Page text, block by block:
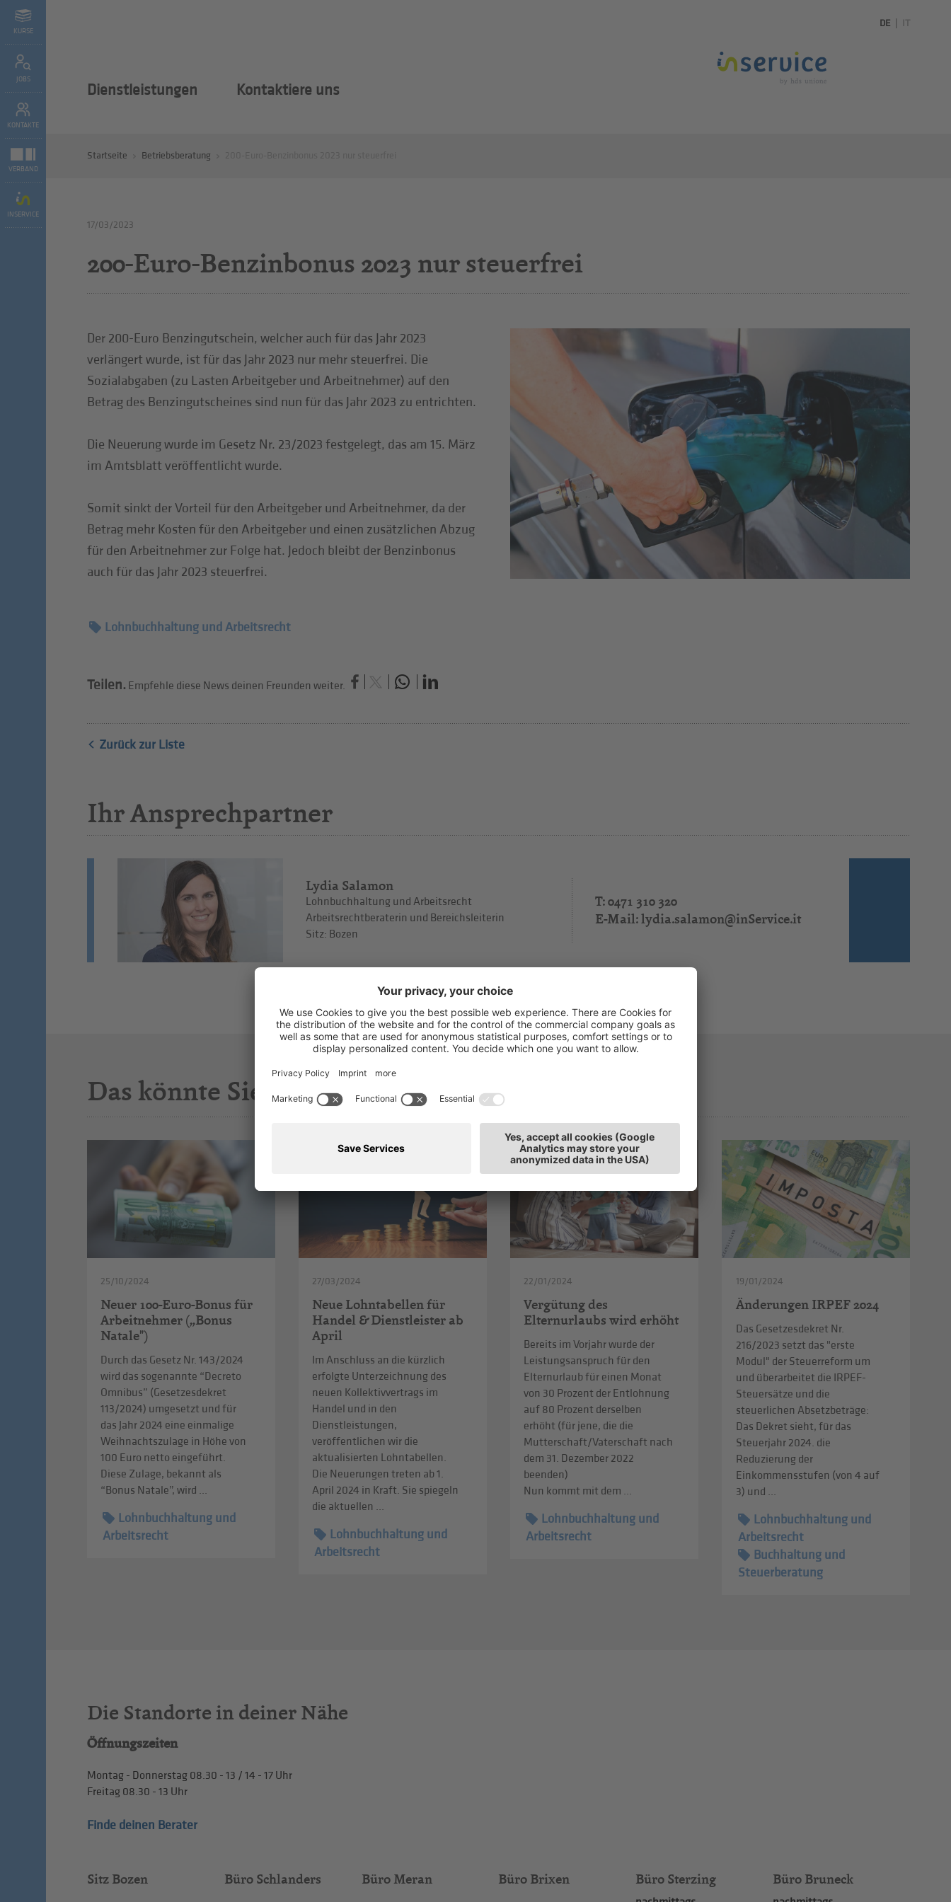
KURSE
JOBS
KONTAKTE
VERBAND
INSERVICE
DE IT
Dienstleistungen Kontaktiere uns
Startseite Betriebsberatung
17/03/2023
200-Euro-Benzinbonus 2023 nur steuerfrei
Der 200-Euro Benzingutschein, welcher auch für das Jahr 2023
verlängert wurde, ist für das Jahr 2023 nur mehr steuerfrei. Die
Sozialabgaben (zu Lasten Arbeitgeber und Arbeitnehmer) auf den
Betrag des Benzingutscheines sind nun für das Jahr 2023 zu entrichten.
Die Neuerung wurde im Gesetz Nr. 23/2023 festgelegt, das am 15. März
im Amtsblatt veröffentlicht wurde.
Somit sinkt der Vorteil für den Arbeitgeber und Arbeitnehmer, da der
Betrag mehr Kosten für den Arbeitgeber und einen zusätzlichen Abzug
für den Arbeitnehmer zur Folge hat. Jedoch bleibt der Benzinbonus
auch für das Jahr 2023 steuerfrei.
Lohnbuchhaltung und Arbeitsrecht
Teilen. Empfehle diese News deinen Freunden weiter.
Zurück zur Liste
Ihr Ansprechpartner
Lydia Salamon
Lohnbuchhaltung und Arbeitsrecht
Arbeitsrechtberaterin und Bereichsleiterin
Sitz: Bozen
T: 0471 310 320
E-Mail:lydia.salamon@inService.it
Das könnte Sie auch interessieren
25/10/2024
Neuer 100-Euro-Bonus für
Arbeitnehmer („Bonus
Natale")
Durch das Gesetz Nr. 143/2024
wird das sogenannte “Decreto
Omnibus” (Gesetzesdekret
113/2024) umgesetzt und für
das Jahr 2024 eine einmalige
Weihnachtszulage in Höhe von
100 Euro netto eingeführt.
Diese Zulage, bekannt als
“Bonus Natale”, wird ...
Lohnbuchhaltung und
Arbeitsrecht
27/03/2024
Neue Lohntabellen für
Handel & Dienstleister ab
April
Im Anschluss an die kürzlich
erfolgte Unterzeichnung des
neuen Kollektivvertrags im
Handel und in den
Dienstleistungen,
veröffentlichen wir die
aktualisierten Lohntabellen.
Die Neuerungen treten ab 1.
April 2024 in Kraft. Sie spiegeln
die aktuellen ...
Lohnbuchhaltung und
Arbeitsrecht
22/01/2024
Vergütung des
Elternurlaubs wird erhöht
Bereits im Vorjahr wurde der
Leistungsanspruch für den
Elternurlaub für einen Monat
von 30 Prozent der Entlohnung
auf 80 Prozent derselben
erhöht (für jene, die die
Mutterschaft/Vaterschaft nach
dem 31. Dezember 2022
beenden)
Nun kommt mit dem ...
Lohnbuchhaltung und
Arbeitsrecht
19/01/2024
Änderungen IRPEF 2024
Das Gesetzesdekret Nr.
216/2023 setzt das "erste
Modul" der Steuerreform um
und überarbeitet die IRPEF-
Steuersätze und die
steuerlichen Absetzbeträge:
Das Dekret sieht, für das
Steuerjahr 2024. die
Reduzierung der
Einkommensstufen (von 4 auf
3) und ...
Lohnbuchhaltung und
Arbeitsrecht
Buchhaltung und
Steuerberatung
Die Standorte in deiner Nähe
Öffnungszeiten
Montag - Donnerstag 08.30 - 13 / 14 - 17 Uhr
Freitag 08.30 - 13 Uhr
Finde deinen Berater
Sitz Bozen Büro Schlanders Büro Meran Büro Brixen Büro Sterzing Büro Bruneck